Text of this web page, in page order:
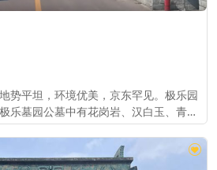
势平坦，环境优美，京东罕见。极乐园
乐墓园公墓中有花岗岩、汉白玉、青白
等。